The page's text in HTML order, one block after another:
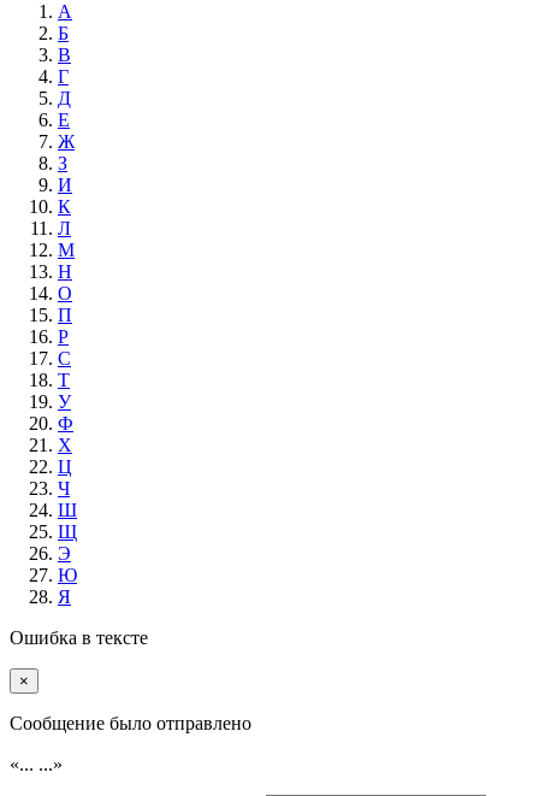
А
Б
В
Г
Д
Е
Ж
З
И
К
Л
М
Н
О
П
Р
С
Т
У
Ф
Х
Ц
Ч
Ш
Щ
Э
Ю
Я
Ошибка в тексте
×
Cообщение было отправлено
«... ...»